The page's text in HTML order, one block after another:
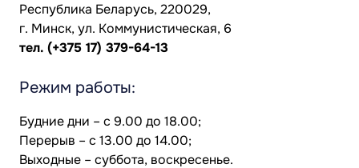
Республика Беларусь, 220029,
г. Минск, ул. Коммунистическая, 6
тел. (+375 17) 379-64-13
Режим работы:
Будние дни – с 9.00 до 18.00;
Перерыв – с 13.00 до 14.00;
Выходные – суббота, воскресенье.